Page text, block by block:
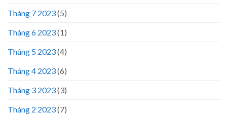
Tháng 7 2023(5)
Tháng 6 2023(1)
Tháng 5 2023(4)
Tháng 4 2023(6)
Tháng 3 2023(3)
Tháng 2 2023(7)